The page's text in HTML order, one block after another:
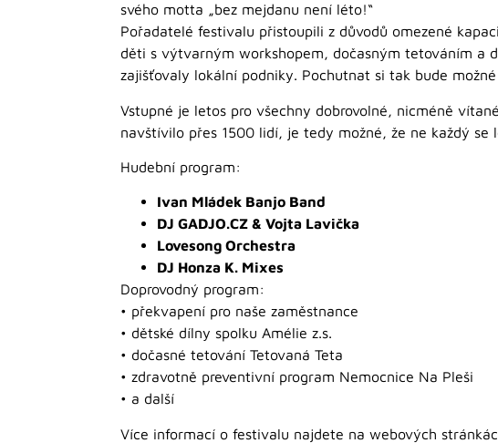
svého motta „bez mejdanu není léto!“
Pořadatelé festivalu přistoupili z důvodů omezené
děti s výtvarným workshopem, dočasným tetováním a
zajišťovaly lokální podniky. Pochutnat si tak bude
Vstupné je letos pro všechny dobrovolné, nicméně
navštívilo přes 1500 lidí, je tedy možné, že ne každý
Hudební program:
Ivan Mládek Banjo Band
DJ GADJO.CZ & Vojta Lavička
Lovesong Orchestra
DJ Honza K. Mixes
Doprovodný program:
• překvapení pro naše zaměstnance
• dětské dílny spolku Amélie z.s.
• dočasné tetování Tetovaná Teta
• zdravotně preventivní program Nemocnice Na Pleši
• a další
Více informací o festivalu najdete na webových